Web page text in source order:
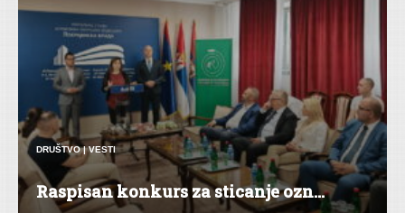
DRUŠTVO|VESTI
Raspisan konkurs za sticanje ozn...